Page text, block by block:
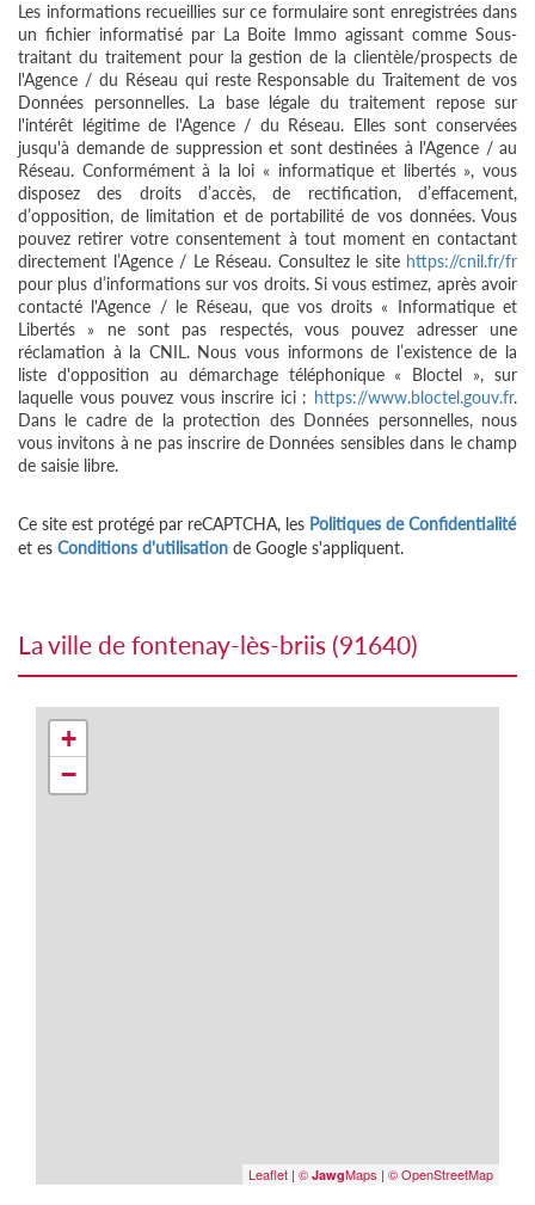
Les informations recueillies sur ce formulaire sont enregistrées dans
un fichier informatisé par La Boite Immo agissant comme Sous-
traitant du traitement pour la gestion de la clientèle/prospects de
l'Agence / du Réseau qui reste Responsable du Traitement de vos
Données personnelles. La base légale du traitement repose sur
l'intérêt légitime de l'Agence / du Réseau. Elles sont conservées
jusqu'à demande de suppression et sont destinées à l'Agence / au
Réseau. Conformément à la loi « informatique et libertés », vous
disposez des droits d’accès, de rectification, d’effacement,
d’opposition, de limitation et de portabilité de vos données. Vous
pouvez retirer votre consentement à tout moment en contactant
directement l’Agence / Le Réseau. Consultez le site https://cnil.fr/fr
pour plus d’informations sur vos droits. Si vous estimez, après avoir
contacté l'Agence / le Réseau, que vos droits « Informatique et
Libertés » ne sont pas respectés, vous pouvez adresser une
réclamation à la CNIL. Nous vous informons de l’existence de la
liste d'opposition au démarchage téléphonique « Bloctel », sur
laquelle vous pouvez vous inscrire ici : https://www.bloctel.gouv.fr.
Dans le cadre de la protection des Données personnelles, nous
vous invitons à ne pas inscrire de Données sensibles dans le champ
de saisie libre.
Ce site est protégé par reCAPTCHA, les Politiques de Confidentialité
et es Conditions d'utilisation de Google s'appliquent.
la ville de fontenay-lès-briis (91640)
+
−
Leaflet | © JawgMaps | © OpenStreetMap